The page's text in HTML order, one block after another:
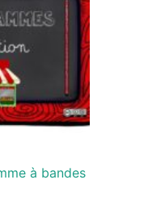
à bandes